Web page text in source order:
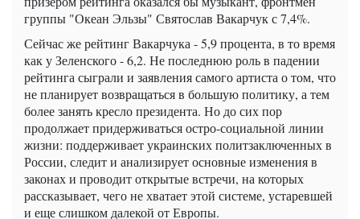
группы "Океан Эльзы" Святослав Вакарчук с 7,4%.
Сейчас же рейтинг Вакарчука - 5,9 процента, в то время
как у Зеленского - 6,2. Не последнюю роль в падении
рейтинга сыграли и заявления самого артиста о том, что
не планирует возвращаться в большую политику, а тем
более занять кресло президента. Но до сих пор
продолжает придерживаться остро-социальной линии
жизни: поддерживает украинских политзаключенных в
России, следит и анализирует основные изменения в
законах и проводит открытые встречи, на которых
рассказывает, чего не хватает этой системе, устаревшей
и еще слишком далекой от Европы.